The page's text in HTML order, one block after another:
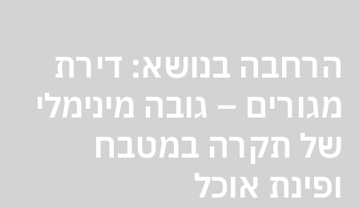
הרחבה בנושא: דירת
מגורים – גובה מינימלי
של תקרה במטבח
ופינת אוכל